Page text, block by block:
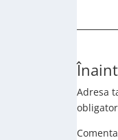
Adresa